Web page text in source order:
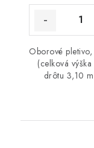
Oborové
(celková
drôtu 3,10